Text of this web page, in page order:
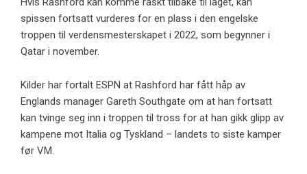
spissen fortsatt vurderes for en plass i den engelske
troppen til verdensmesterskapet i 2022, som begynner i
Qatar i november.
Kilder har fortalt ESPN at Rashford har fått håp av
Englands manager Gareth Southgate om at han fortsatt
kan tvinge seg inn i troppen til tross for at han gikk glipp av
kampene mot Italia og Tyskland – landets to siste kamper
før VM.